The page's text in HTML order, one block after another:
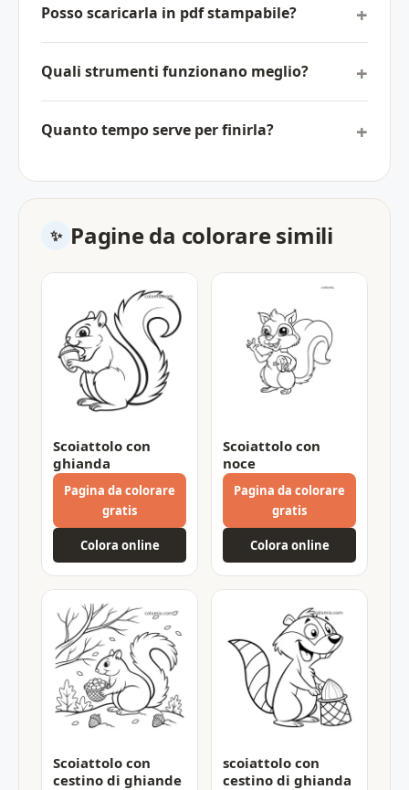
Posso scaricarla in pdf stampabile?
Quali strumenti funzionano meglio?
Quanto tempo serve per finirla?
Pagine da colorare simili
Scoiattolo con
ghianda
Pagina da colorare
gratis
Colora online
Scoiattolo con
noce
Pagina da colorare
gratis
Colora online
Scoiattolo con
cestino di ghiande
scoiattolo con
cestino di ghianda